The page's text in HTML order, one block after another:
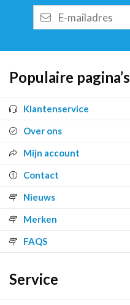
mailadres
Populaire pagina’s
Klantenservice
Over ons
Mijn account
Contact
Nieuws
Merken
FAQS
Service